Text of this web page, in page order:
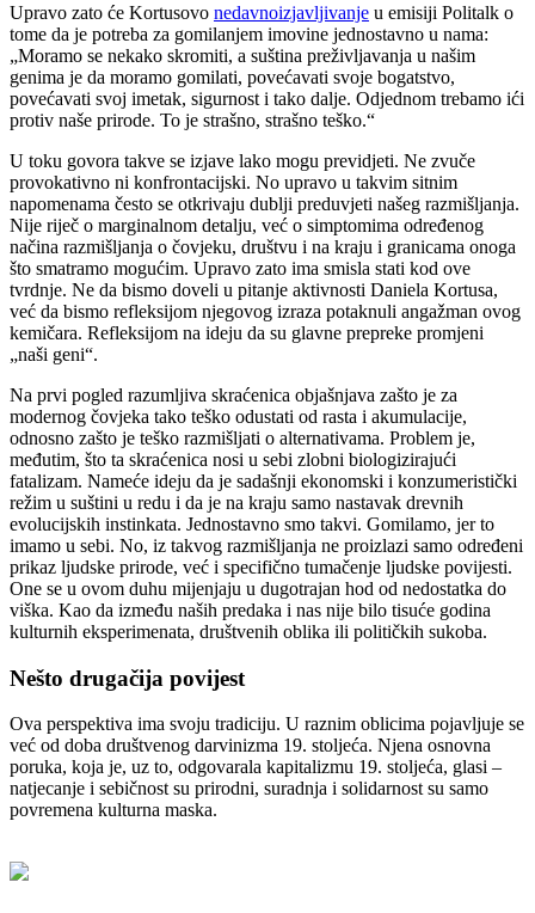
Upravo zato će Kortusovo nedavnoizjavljivanje u emisiji Politalk o
tome da je potreba za gomilanjem imovine jednostavno u nama:
„Moramo se nekako skromiti, a suština preživljavanja u našim
genima je da moramo gomilati, povećavati svoje bogatstvo,
povećavati svoj imetak, sigurnost i tako dalje. Odjednom trebamo ići
protiv naše prirode. To je strašno, strašno teško.“
U toku govora takve se izjave lako mogu previdjeti. Ne zvuče
provokativno ni konfrontacijski. No upravo u takvim sitnim
napomenama često se otkrivaju dublji preduvjeti našeg razmišljanja.
Nije riječ o marginalnom detalju, već o simptomima određenog
načina razmišljanja o čovjeku, društvu i na kraju i granicama onoga
što smatramo mogućim. Upravo zato ima smisla stati kod ove
tvrdnje. Ne da bismo doveli u pitanje aktivnosti Daniela Kortusa,
već da bismo refleksijom njegovog izraza potaknuli angažman ovog
kemičara. Refleksijom na ideju da su glavne prepreke promjeni
„naši geni“.
Na prvi pogled razumljiva skraćenica objašnjava zašto je za
modernog čovjeka tako teško odustati od rasta i akumulacije,
odnosno zašto je teško razmišljati o alternativama. Problem je,
međutim, što ta skraćenica nosi u sebi zlobni biologizirajući
fatalizam. Nameće ideju da je sadašnji ekonomski i konzumeristički
režim u suštini u redu i da je na kraju samo nastavak drevnih
evolucijskih instinkata. Jednostavno smo takvi. Gomilamo, jer to
imamo u sebi. No, iz takvog razmišljanja ne proizlazi samo određeni
prikaz ljudske prirode, već i specifično tumačenje ljudske povijesti.
One se u ovom duhu mijenjaju u dugotrajan hod od nedostatka do
viška. Kao da između naših predaka i nas nije bilo tisuće godina
kulturnih eksperimenata, društvenih oblika ili političkih sukoba.
Nešto drugačija povijest
Ova perspektiva ima svoju tradiciju. U raznim oblicima pojavljuje se
već od doba društvenog darvinizma 19. stoljeća. Njena osnovna
poruka, koja je, uz to, odgovarala kapitalizmu 19. stoljeća, glasi –
natjecanje i sebičnost su prirodni, suradnja i solidarnost su samo
povremena kulturna maska.